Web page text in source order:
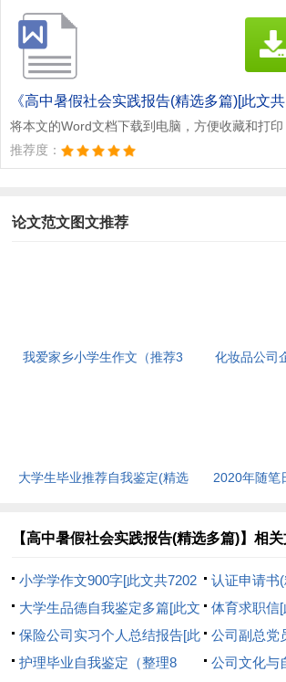
将本文的Word文档下载到电脑，方便收藏和打印
推荐度：
论文范文图文推荐
我爱家乡小学生作文（推荐3
化妆品公司
大学生毕业推荐自我鉴定(精选
2020年随笔
【高中暑假社会实践报告(精选多篇)】相关
小学学作文900字[此文共7202
字]
认证申请书
2551字]
大学生品德自我鉴定多篇[此文
共2737字]
体育求职信
保险公司实习个人总结报告[此
文共5385字]
公司副总党
篇)[此文共
护理毕业自我鉴定（整理8
公司文化与